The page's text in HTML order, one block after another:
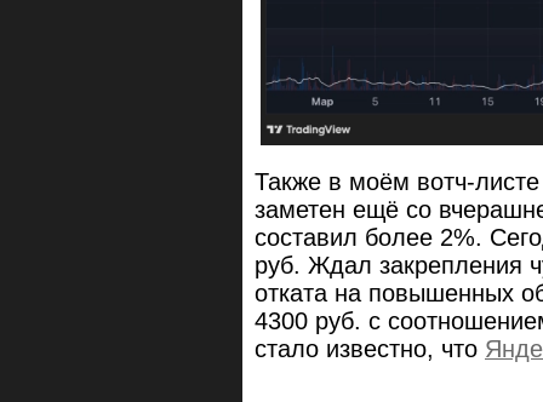
Также в моём вотч-
заметен ещё со
составил более 2%.
руб. Ждал закрепления
отката на повышенных
4300 руб. с
стало известно, что